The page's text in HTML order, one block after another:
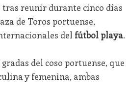
reunir durante cinco días
de Toros portuense,
del fútbol playa.
del coso portuense, que
y femenina, ambas